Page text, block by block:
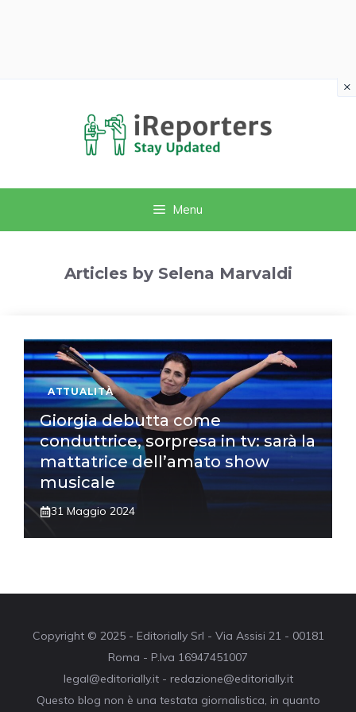
Menu
Articles by Selena Marvaldi
ATTUALITÀ
Giorgia debutta come
conduttrice, sorpresa in tv: sarà la
mattatrice dell’amato show
musicale
31 Maggio 2024
Copyright © 2025 - Editorially Srl - Via Assisi 21 - 00181
Roma - P.Iva 16947451007
legal@editorially.it - redazione@editorially.it
Questo blog non è una testata giornalistica, in quanto
×